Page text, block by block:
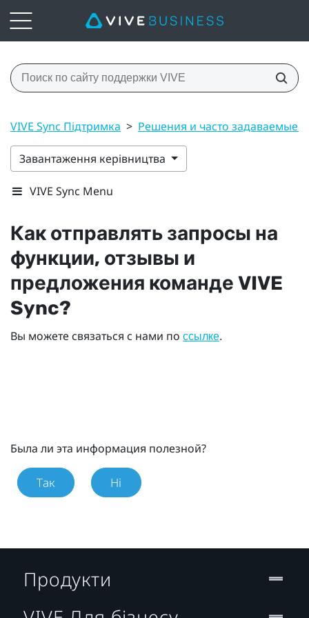
VIVE Sync Підтримка > Решения и часто задаваемые
Завантаження керівництва
VIVE Sync Menu
Как отправлять запросы на
функции, отзывы и
предложения команде VIVE
Sync?
Вы можете связаться с нами по ссылке.
Была ли эта информация полезной?
Так Ні
Продукти